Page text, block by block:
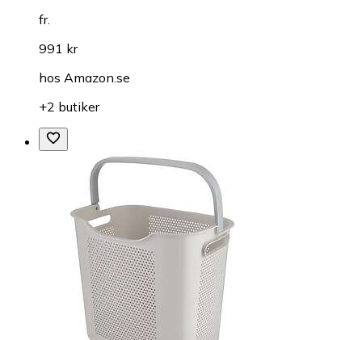
fr.
991 kr
hos Amazon.se
+2 butiker